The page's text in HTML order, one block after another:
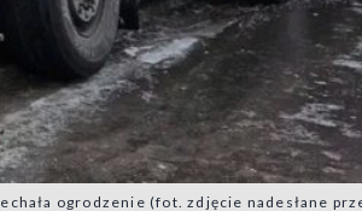
ogrodzenie (fot. zdjęcie nadesłane